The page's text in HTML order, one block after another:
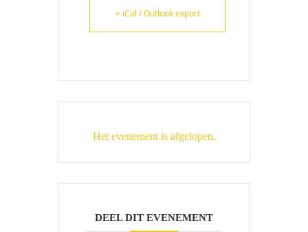
+ iCal / Outlook export
Het evenement is afgelopen.
DEEL DIT EVENEMENT